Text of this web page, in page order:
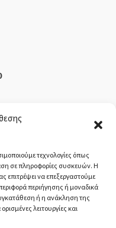
τεχνολογίες όπως
σε πληροφορίες συσκευών. Η
επιτρέψει να επεξεργαστούμε
περιήγησης ή μοναδικά
ή η ανάκληση της
λειτουργίες και